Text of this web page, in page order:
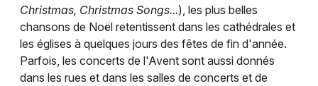
Christmas, Christmas Songs...), les plus belles
chansons de Noël retentissent dans les cathédrales et
les églises à quelques jours des fêtes de fin d'année.
Parfois, les concerts de l'Avent sont aussi donnés
dans les rues et dans les salles de concerts et de